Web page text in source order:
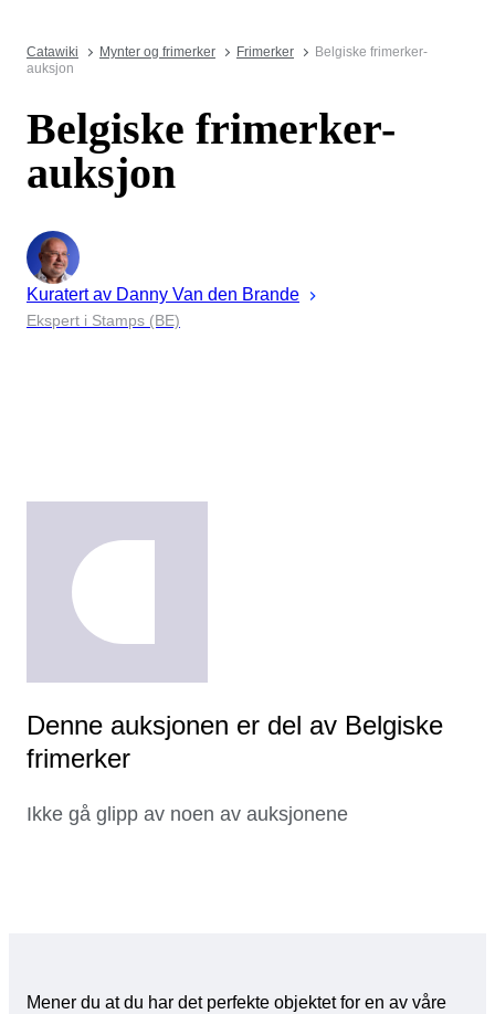
Catawiki Mynter og frimerker Frimerker
Belgiske frimerker-
auksjon
Belgiske frimerker-
auksjon
Kuratert av Danny Van den Brande
Ekspert i Stamps (BE)
Denne auksjonen er del av Belgiske
frimerker
Ikke gå glipp av noen av auksjonene
Mener du at du har det perfekte objektet for en av våre